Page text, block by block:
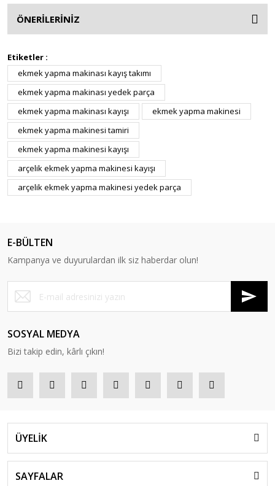
ÖNERİLERİNİZ
Etiketler :
ekmek yapma makinası kayış takımı
ekmek yapma makinası yedek parça
ekmek yapma makinası kayışı
ekmek yapma makinesi
ekmek yapma makinesi tamiri
ekmek yapma makinesi kayışı
arçelik ekmek yapma makinesi kayışı
arçelik ekmek yapma makinesi yedek parça
E-BÜLTEN
Kampanya ve duyurulardan ilk siz haberdar olun!
SOSYAL MEDYA
Bizi takip edin, kârlı çıkın!
ÜYELİK
SAYFALAR